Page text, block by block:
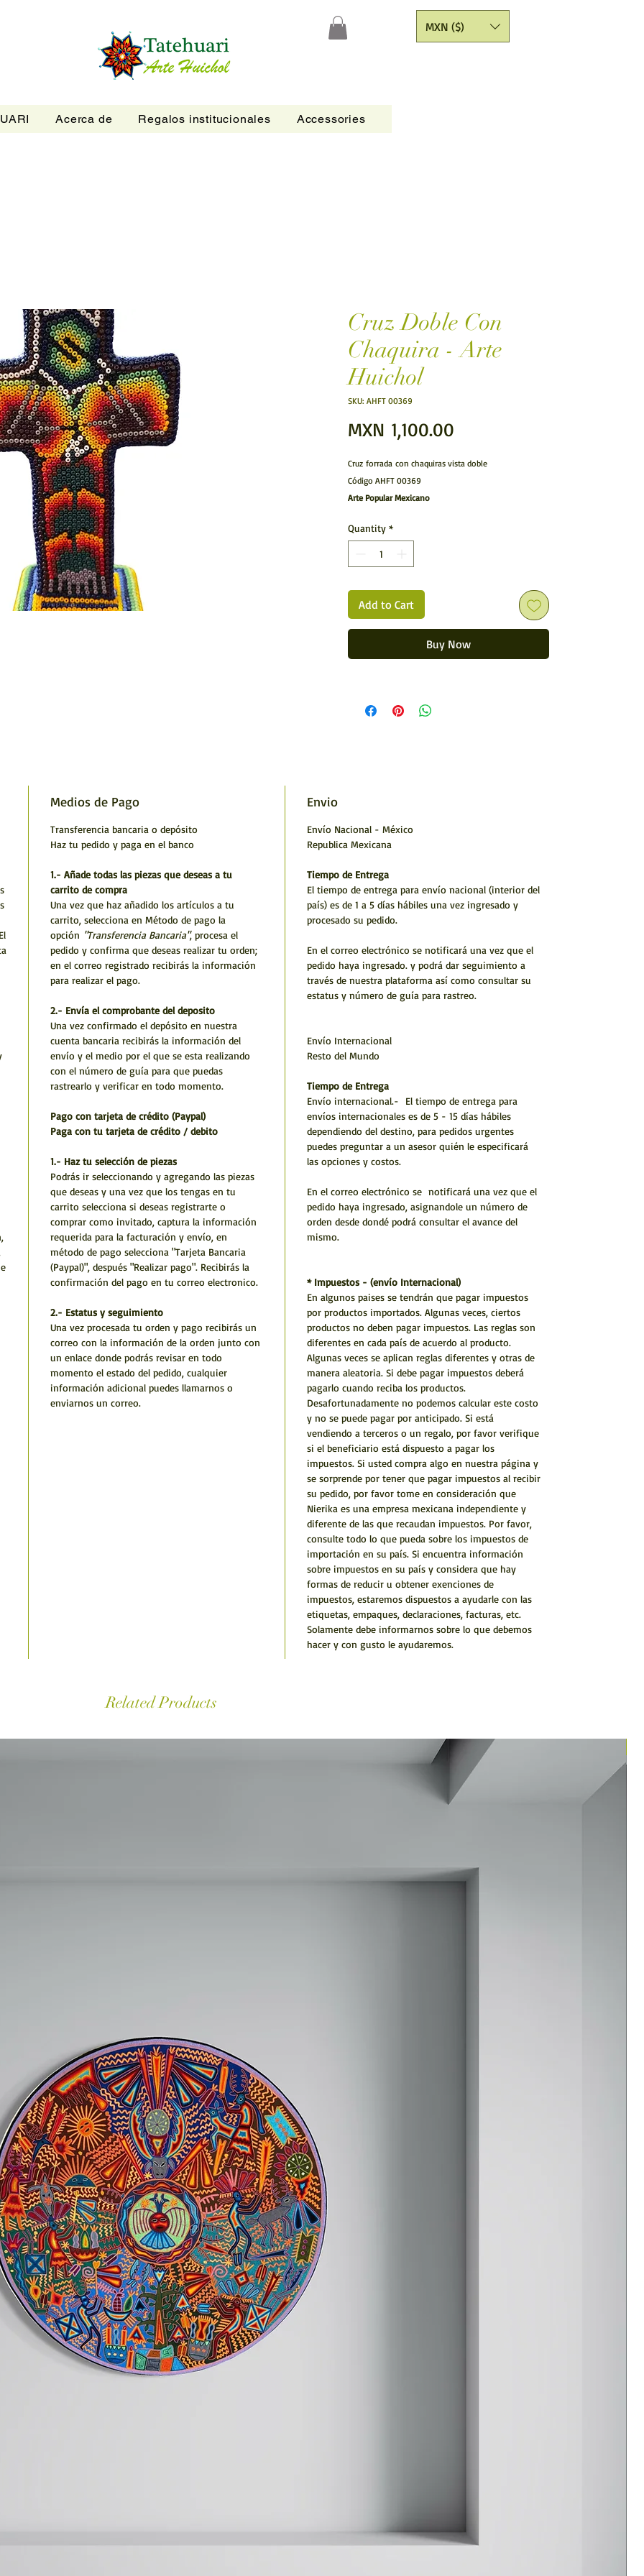
MXN ($)
Acerca de Regalos institucionales Accessories
Cruz Doble Con
Chaquira - Arte
Huichol
SKU: AHFT 00369
MXN 1,100.00
Cruz forrada con chaquiras vista doble
Código AHFT 00369
Arte Popular Mexicano
huicholes y forrada con diminutas cuentas de chaquira.
Características:
Articulo hecho a mano
L: 15 cms (5.90 inches)
A: 9 cms (3.54 inches)
Forrado con chaquiras
Quantity *
Add to Cart
Buy Now
Medios de Pago
Transferencia bancaria o depósito
Haz tu pedido y paga en el banco
1.- Añade todas las piezas que deseas a tu
carrito de compra
Una vez que haz añadido los artículos a tu
carrito, selecciona en Método de pago la
opción "Transferencia Bancaria", procesa el
pedido y confirma que deseas realizar tu orden;
en el correo registrado recibirás la información
para realizar el pago.
2.- Envía el comprobante del deposito
Una vez confirmado el depósito en nuestra
cuenta bancaria recibirás la información del
envío y el medio por el que se esta realizando
con el número de guía para que puedas
rastrearlo y verificar en todo momento.
Pago con tarjeta de crédito (Paypal)
Paga con tu tarjeta de crédito / debito
1.- Haz tu selección de piezas
Podrás ir seleccionando y agregando las piezas
que deseas y una vez que los tengas en tu
carrito selecciona si deseas registrarte o
comprar como invitado, captura la información
requerida para la facturación y envío, en
método de pago selecciona "Tarjeta Bancaria
(Paypal)", después "Realizar pago". Recibirás la
confirmación del pago en tu correo electronico.
2.- Estatus y seguimiento
Una vez procesada tu orden y pago recibirás un
correo con la información de la orden junto con
un enlace donde podrás revisar en todo
momento el estado del pedido, cualquier
información adicional puedes llamarnos o
enviarnos un correo.
Envio
Envío Nacional - México
Republica Mexicana
Tiempo de Entrega
El tiempo de entrega para envío nacional (interior del
país) es de 1 a 5 días hábiles una vez ingresado y
procesado su pedido.
En el correo electrónico se notificará una vez que el
pedido haya ingresado. y podrá dar seguimiento a
través de nuestra plataforma así como consultar su
estatus y número de guía para rastreo.
Envío Internacional
Resto del Mundo
Tiempo de Entrega
Envío internacional.- El tiempo de entrega para
envíos internacionales es de 5 - 15 días hábiles
dependiendo del destino, para pedidos urgentes
puedes preguntar a un asesor quién le especificará
las opciones y costos.
En el correo electrónico se notificará una vez que el
pedido haya ingresado, asignandole un número de
orden desde dondé podrá consultar el avance del
mismo.
* Impuestos - (envío Internacional)
En algunos paises se tendrán que pagar impuestos
por productos importados. Algunas veces, ciertos
productos no deben pagar impuestos. Las reglas son
diferentes en cada país de acuerdo al producto.
Algunas veces se aplican reglas diferentes y otras de
manera aleatoria. Si debe pagar impuestos deberá
pagarlo cuando reciba los productos.
Desafortunadamente no podemos calcular este costo
y no se puede pagar por anticipado. Si está
vendiendo a terceros o un regalo, por favor verifique
si el beneficiario está dispuesto a pagar los
impuestos. Si usted compra algo en nuestra página y
se sorprende por tener que pagar impuestos al recibir
su pedido, por favor tome en consideración que
Nierika es una empresa mexicana independiente y
diferente de las que recaudan impuestos. Por favor,
consulte todo lo que pueda sobre los impuestos de
importación en su país. Si encuentra información
sobre impuestos en su país y considera que hay
formas de reducir u obtener exenciones de
impuestos, estaremos dispuestos a ayudarle con las
etiquetas, empaques, declaraciones, facturas, etc.
Solamente debe informarnos sobre lo que debemos
hacer y con gusto le ayudaremos.
Related Products